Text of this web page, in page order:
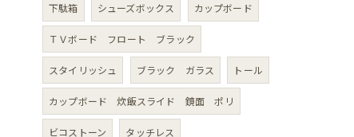
下駄箱 シューズボックス カップボード
ＴＶボード フロート ブラック
スタイリッシュ ブラック ガラス トール
カップボード 炊飯スライド 鏡面 ポリ
ビコストーン タッチレス